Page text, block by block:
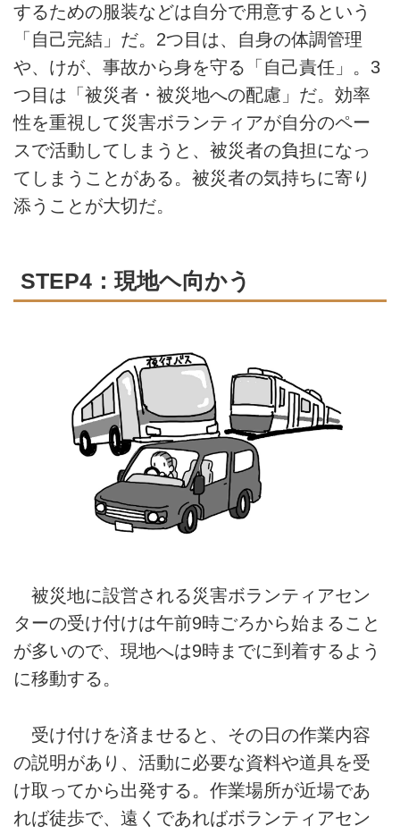
するための服装などは自分で用意するという
「自己完結」だ。2つ目は、自身の体調管理
や、けが、事故から身を守る「自己責任」。3
つ目は「被災者・被災地への配慮」だ。効率
性を重視して災害ボランティアが自分のペー
スで活動してしまうと、被災者の負担になっ
てしまうことがある。被災者の気持ちに寄り
添うことが大切だ。
STEP4：現地ヘ向かう
被災地に設営される災害ボランティアセン
ターの受け付けは午前9時ごろから始まること
が多いので、現地へは9時までに到着するよう
に移動する。
受け付けを済ませると、その日の作業内容
の説明があり、活動に必要な資料や道具を受
け取ってから出発する。作業場所が近場であ
れば徒歩で、遠くであればボランティアセン